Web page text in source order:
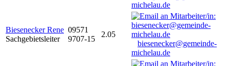
michelau.de
Biesenecker Rene
Sachgebietsleiter
09571
9707-15
2.05
biesenecker@gemeinde-
michelau.de